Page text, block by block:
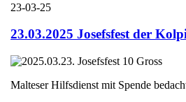
23-03-25
23.03.2025 Josefsfest der
Malteser Hilfsdienst mit Spende